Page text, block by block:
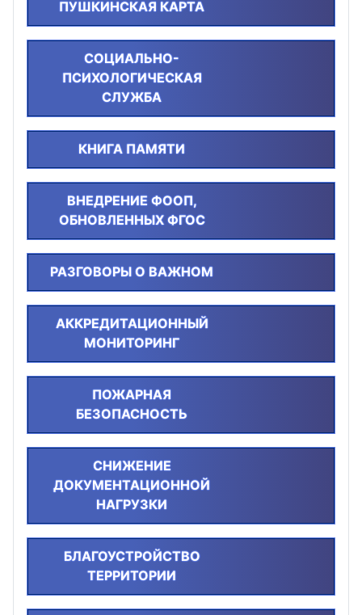
ПУШКИНСКАЯ КАРТА
СОЦИАЛЬНО-
ПСИХОЛОГИЧЕСКАЯ
СЛУЖБА
КНИГА ПАМЯТИ
ВНЕДРЕНИЕ ФООП,
ОБНОВЛЕННЫХ ФГОС
РАЗГОВОРЫ О ВАЖНОМ
АККРЕДИТАЦИОННЫЙ
МОНИТОРИНГ
ПОЖАРНАЯ
БЕЗОПАСНОСТЬ
СНИЖЕНИЕ
ДОКУМЕНТАЦИОННОЙ
НАГРУЗКИ
БЛАГОУСТРОЙСТВО
ТЕРРИТОРИИ